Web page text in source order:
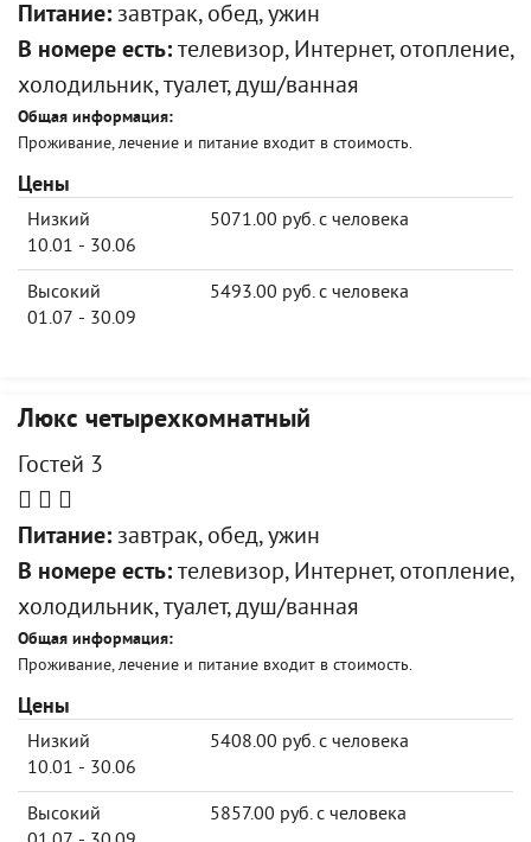
Питание: завтрак, обед, ужин
В номере есть: телевизор, Интернет, отопление,
холодильник, туалет, душ/ванная
Общая информация:
Проживание, лечение и питание входит в стоимость.
Цены
Низкий
10.01 - 30.06
5071.00 руб. с человека
Высокий
01.07 - 30.09
5493.00 руб. с человека
Люкс четырехкомнатный
Гостей 3
Питание: завтрак, обед, ужин
В номере есть: телевизор, Интернет, отопление,
холодильник, туалет, душ/ванная
Общая информация:
Проживание, лечение и питание входит в стоимость.
Цены
Низкий
10.01 - 30.06
5408.00 руб. с человека
Высокий
5857.00 руб. с человека